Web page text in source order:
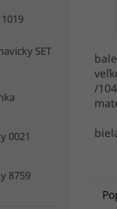
SET
0021
8759
/